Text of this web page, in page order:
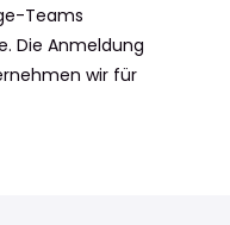
Teams
Die Anmeldung
wir für